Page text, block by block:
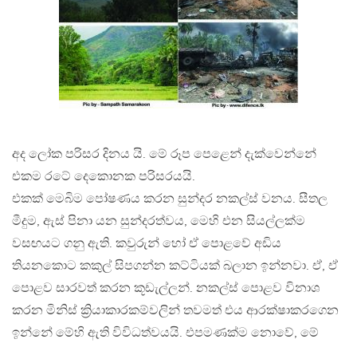
අද ලෝක පරිසර දිනය යි. මේ රූප පෙළෙන් දැක්වෙන්නේ
එකම රටේ දෙකොනක පරිසරයයි.
එකක් මෙබිම පෝෂණය කරන සුන්දර නකල්ස් වනය. සීතල
මීදුම, ඇස් පිනා යන සුන්දරත්වය, මෙහි එන සියල්ලක්ම
වසඟයට ගනු ඇති. කවුරුන් හෝ ඒ පොළවේ අඩිය
තියනකොට කකුල් සිපගන්න කට්ටියක් බලාන ඉන්නවා. ඒ, ඒ
පොළව සාරවත් කරන කූඩැල්ලන්. නකල්ස් පොළව විනාශ
කරන මිනිස් ක්‍රියාකාරකම්වලින් තවමත් එය ආරක්ෂාකරගෙන
ඉන්නේ මේහි ඇති විවිධත්වයයි. එපමණක්ම නොවේ, මේ